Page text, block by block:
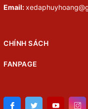
Email:
CHÍNH SÁCH
FANPAGE